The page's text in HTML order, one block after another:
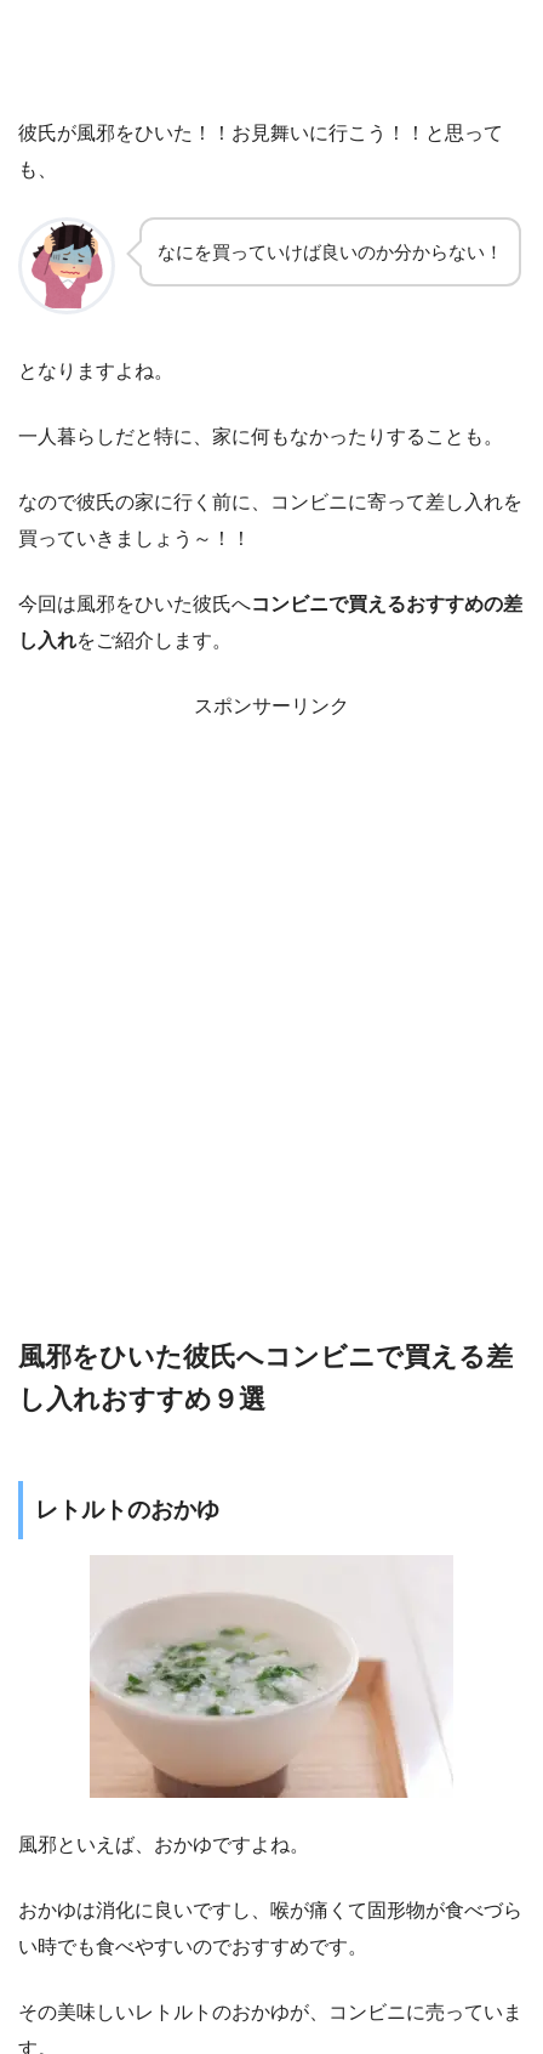
彼氏が風邪をひいた！！お見舞いに行こう！！と思って
も、
なにを買っていけば良いのか分からない！
となりますよね。
一人暮らしだと特に、家に何もなかったりすることも。
なので彼氏の家に行く前に、コンビニに寄って差し入れを
買っていきましょう～！！
今回は風邪をひいた彼氏へコンビニで買えるおすすめの差
し入れをご紹介します。
スポンサーリンク
風邪をひいた彼氏へコンビニで買える差
し入れおすすめ９選
レトルトのおかゆ
風邪といえば、おかゆですよね。
おかゆは消化に良いですし、喉が痛くて固形物が食べづら
い時でも食べやすいのでおすすめです。
その美味しいレトルトのおかゆが、コンビニに売っていま
す。